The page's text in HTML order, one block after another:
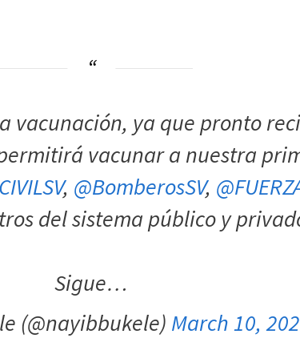
vacunación, ya que pronto
vacunar a nuestra
, @BomberosSV,
del sistema público y
Sigue…
(@nayibbukele) March 10,